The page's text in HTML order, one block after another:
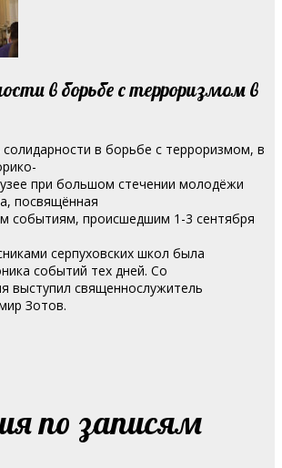
в борьбе с терроризмом в
в борьбе с терроризмом, в
при большом стечении молодёжи
посвящённая
событиям, происшедшим 1-3 сентября
серпуховских школ была
событий тех дней. Со
выступил священнослужитель
Зотов.
по записям